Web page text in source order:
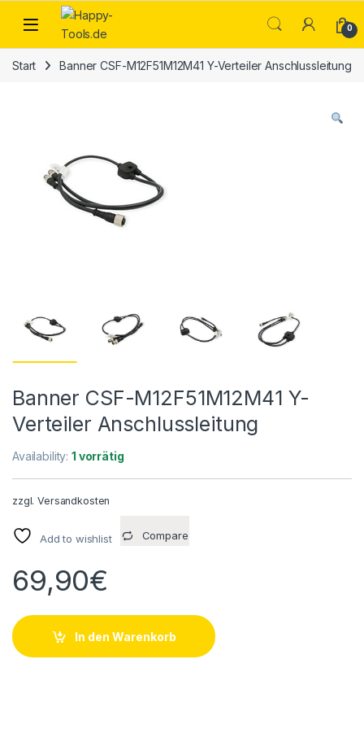
Skip to navigation
Skip to content
Open 0
Start Banner CSF-M12F51M12M41 Y-Verteiler Anschlussleitung
Banner CSF-M12F51M12M41 Y-
Verteiler Anschlussleitung
Availability:1 vorrätig
zzgl.Versandkosten
Add to wishlist Compare
69,90€
In den Warenkorb